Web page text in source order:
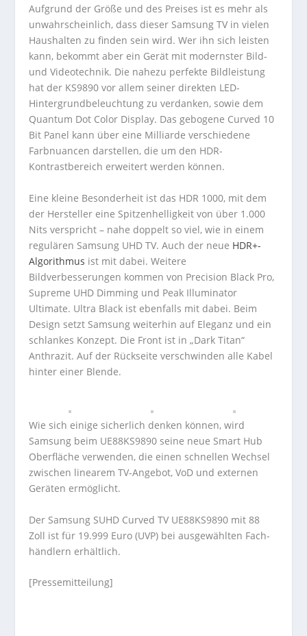
Aufgrund der Größe und des Preises ist es mehr als
unwahrscheinlich, dass dieser Samsung TV in vielen
Haushalten zu finden sein wird. Wer ihn sich leisten
kann, bekommt aber ein Gerät mit modernster Bild-
und Videotechnik. Die nahezu perfekte Bildleistung
hat der KS9890 vor allem seiner direkten LED-
Hintergrundbeleuchtung zu verdanken, sowie dem
Quantum Dot Color Display. Das gebogene Curved 10
Bit Panel kann über eine Milliarde verschiedene
Farbnuancen darstellen, die um den HDR-
Kontrastbereich erweitert werden können.
Eine kleine Besonderheit ist das HDR 1000, mit dem
der Hersteller eine Spitzenhelligkeit von über 1.000
Nits verspricht – nahe doppelt so viel, wie in einem
regulären Samsung UHD TV. Auch der neue HDR+-
Algorithmus ist mit dabei. Weitere
Bildverbesserungen kommen von Precision Black Pro,
Supreme UHD Dimming und Peak Illuminator
Ultimate. Ultra Black ist ebenfalls mit dabei. Beim
Design setzt Samsung weiterhin auf Eleganz und ein
schlankes Konzept. Die Front ist in „Dark Titan“
Anthrazit. Auf der Rückseite verschwinden alle Kabel
hinter einer Blende.
Wie sich einige sicherlich denken können, wird
Samsung beim UE88KS9890 seine neue Smart Hub
Oberfläche verwenden, die einen schnellen Wechsel
zwischen linearem TV-Angebot, VoD und externen
Geräten ermöglicht.
Der Samsung SUHD Curved TV UE88KS9890 mit 88
Zoll ist für 19.999 Euro (UVP) bei aus­ge­wähl­ten Fach­
händ­lern erhält­lich.
[Pressemitteilung]